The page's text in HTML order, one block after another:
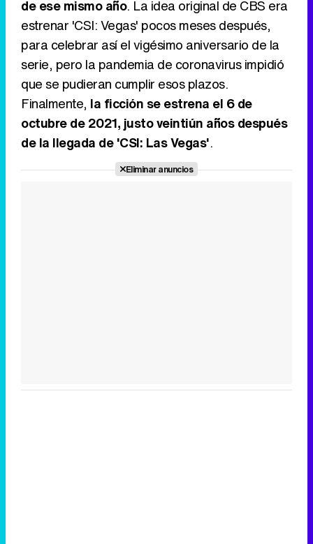
de ese mismo año. La idea original de CBS era
estrenar 'CSI: Vegas' pocos meses después,
para celebrar así el vigésimo aniversario de la
serie, pero la pandemia de coronavirus impidió
que se pudieran cumplir esos plazos.
Finalmente, la ficción se estrena el 6 de
octubre de 2021, justo veintiún años después
de la llegada de 'CSI: Las Vegas'.
Eliminar anuncios